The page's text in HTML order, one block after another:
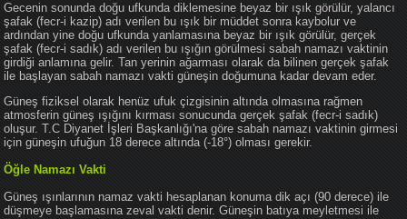
Gecenin sonunda doğu ufkunda diklemesine beyaz bir ışık görülür, yalancı
şafak (fecr-i kazip) adı verilen bu ışık bir müddet sonra kaybolur ve
ardından yine doğu ufkunda yanlamasına beyaz bir ışık görülür, gerçek
şafak (fecr-i sadık) adı verilen bu ışığın görülmesi sabah namazı vaktinin
girdiği anlamına gelir. Tan yerinin ağarması olarak da bilinen gerçek şafak
ile başlayan sabah namazı vakti güneşin doğumuna kadar devam eder.
Güneş fiziksel olarak henüz ufuk çizgisinin altında olmasına rağmen
atmosferin güneş ışığını kırması sonucunda gerçek şafak (fecr-i sadık)
oluşur. T.C Diyanet İşleri Başkanlığı'na göre sabah namazı vaktinin girmesi
için güneşin ufuğun 18 derece altında (-18°) olması gerekir.
Öğle Namazı Vakti
Güneş ışınlarının namaz vakti hesaplanan konuma dik açı (90 derece) ile
düşmeye başlamasına zeval vakti denir. Güneşin batıya meyletmesi ile